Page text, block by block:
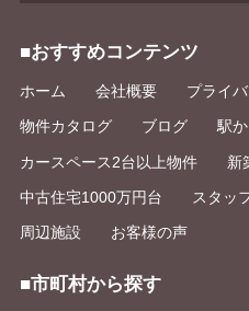
■おすすめコンテンツ
ホーム 会社概要 プライ
物件カタログ ブログ 駅
カースペース2台以上物件 新
中古住宅1000万円台 スタッ
周辺施設 お客様の声
■市町村から探す